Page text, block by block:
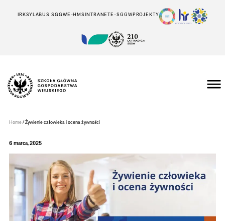
IRKSYLABUS SGGWE-HMSINTRANETE-SGGWPROJEKTY
Wiejskiego
Warszawie
Home/Żywienie człowieka i ocena żywności
6 marca, 2025